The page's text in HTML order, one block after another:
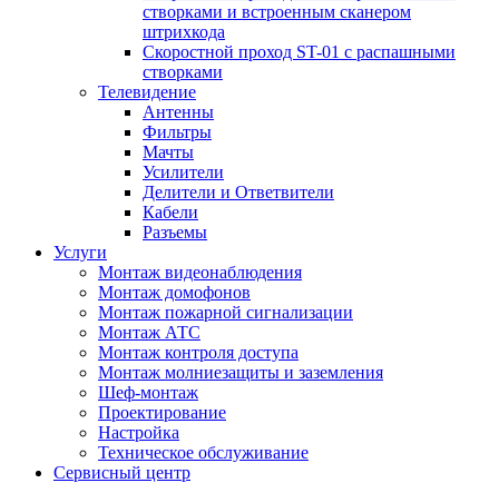
створками и встроенным сканером
штрихкода
Скоростной проход ST-01 с распашными
створками
Телевидение
Антенны
Фильтры
Мачты
Усилители
Делители и Ответвители
Кабели
Разъемы
Услуги
Монтаж видеонаблюдения
Монтаж домофонов
Монтаж пожарной сигнализации
Монтаж АТС
Монтаж контроля доступа
Монтаж молниезащиты и заземления
Шеф-монтаж
Проектирование
Настройка
Техническое обслуживание
Сервисный центр